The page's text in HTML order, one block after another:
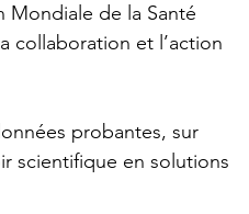
Mondiale de la Santé
collaboration et l’action
probantes, sur
scientifique en solutions